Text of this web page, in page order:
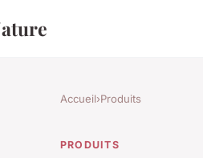
Accueil›Produits
PRODUITS